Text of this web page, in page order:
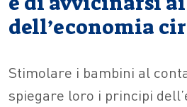
dell’economia
Stimolare i bambini al
spiegare loro i principi